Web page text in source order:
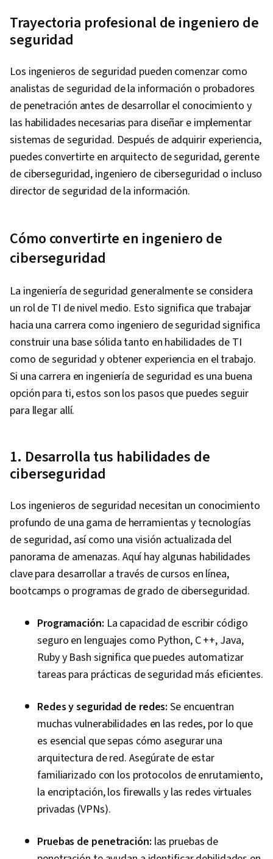
Trayectoria profesional de ingeniero de
seguridad
Los ingenieros de seguridad pueden comenzar como
analistas de seguridad de la información o probadores
de penetración antes de desarrollar el conocimiento y
las habilidades necesarias para diseñar e implementar
sistemas de seguridad. Después de adquirir experiencia,
puedes convertirte en arquitecto de seguridad, gerente
de ciberseguridad, ingeniero de ciberseguridad o incluso
director de seguridad de la información.
Cómo convertirte en ingeniero de
ciberseguridad
La ingeniería de seguridad generalmente se considera
un rol de TI de nivel medio. Esto significa que trabajar
hacia una carrera como ingeniero de seguridad significa
construir una base sólida tanto en habilidades de TI
como de seguridad y obtener experiencia en el trabajo.
Si una carrera en ingeniería de seguridad es una buena
opción para ti, estos son los pasos que puedes seguir
para llegar allí.
1. Desarrolla tus habilidades de
ciberseguridad
Los ingenieros de seguridad necesitan un conocimiento
profundo de una gama de herramientas y tecnologías
de seguridad, así como una visión actualizada del
panorama de amenazas. Aquí hay algunas habilidades
clave para desarrollar a través de cursos en línea,
bootcamps o programas de grado de ciberseguridad.
Programación: La capacidad de escribir código
seguro en lenguajes como Python, C ++, Java,
Ruby y Bash significa que puedes automatizar
tareas para prácticas de seguridad más eficientes.
Redes y seguridad de redes:Se encuentran
muchas vulnerabilidades en las redes, por lo que
es esencial que sepas cómo asegurar una
arquitectura de red. Asegúrate de estar
familiarizado con los protocolos de enrutamiento,
la encriptación, los firewalls y las redes virtuales
privadas (VPNs).
Pruebas de penetración: las pruebas de